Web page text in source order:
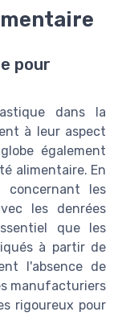
pour
dans la
à leur aspect
également
alimentaire. En
concernant les
les denrées
que les
à partir de
l'absence de
manufacturiers
rigoureux pour